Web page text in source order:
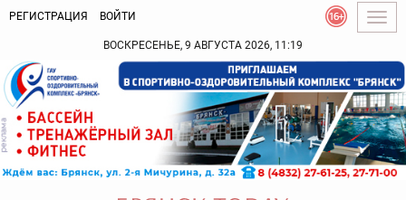
РЕГИСТРАЦИЯ ВОЙТИ
ВОСКРЕСЕНЬЕ, 9 АВГУСТА 2026, 11:19